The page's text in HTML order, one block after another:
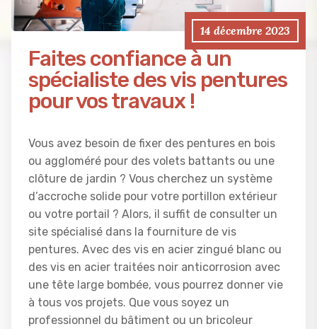
14 décembre 2023
Faites confiance à un
spécialiste des vis pentures
pour vos travaux !
Vous avez besoin de fixer des pentures en bois
ou aggloméré pour des volets battants ou une
clôture de jardin ? Vous cherchez un système
d’accroche solide pour votre portillon extérieur
ou votre portail ? Alors, il suffit de consulter un
site spécialisé dans la fourniture de vis
pentures. Avec des vis en acier zingué blanc ou
des vis en acier traitées noir anticorrosion avec
une tête large bombée, vous pourrez donner vie
à tous vos projets. Que vous soyez un
professionnel du bâtiment ou un bricoleur